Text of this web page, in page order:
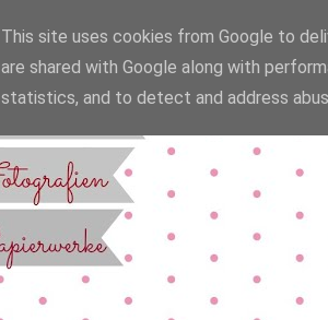
This site uses cookies from Google to
are shared with Google along with
statistics, and to detect and address